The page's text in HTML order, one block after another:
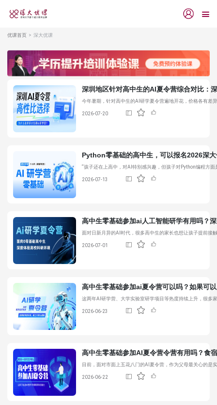
优课首页 深大优课
深圳地区针对高中生的AI夏令营综合对比：
今年暑期，针对高中生的AI研学夏令营遍地开花，价格各有差
2026-07-20
Python零基础的高中生，可以报名2026深
“孩子还在上高中，对AI特别感兴趣，但孩子对Python编程方
2026-07-13
高中生零基础参加ai人工智能研学有用吗？
面对日新月异的AI时代，很多高中生的家长也想让孩子提前接
2026-07-01
高中生零基础参加ai夏令营可以吗？如果可
这两年AI研学营、大学实验室研学项目等热度持续上升，很多
2026-06-23
高中生零基础参加AI夏令营令营有用吗？食
目前，面对市面上五花八门的AI夏令营，作为父母最关心的是
2026-06-22